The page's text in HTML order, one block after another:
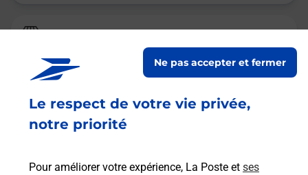
Le respect de votre vie privée,
notre priorité
Pour améliorer votre expérience, La Poste et ses
Ne pas accepter et fermer
La Poste
ouvre mardi à 09h00
QUAI HERVE RIELLE
44490 LE CROISIC